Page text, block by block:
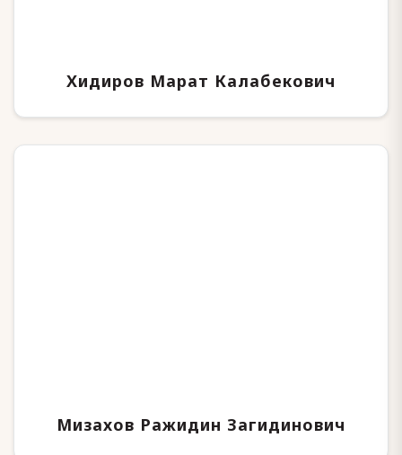
Хидиров Марат Калабекович
Мизахов Ражидин Загидинович